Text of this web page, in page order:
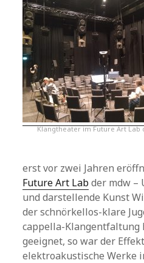
Klangtheater im Future Art Lab
erst vor zwei Jahren
Future Art Labder mdw
und darstellende Kunst
der schnörkellos-klare
cappella-Klangentfaltung
geeignet, so war der
elektroakustische Werke